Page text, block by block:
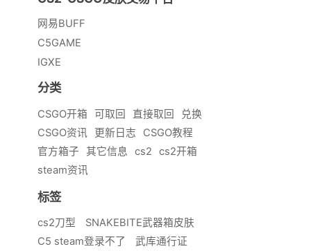
网易BUFF
C5GAME
IGXE
分类
CSGO开箱 可取回 直接取回
兑换
CSGO资讯
更新日志
CSGO教程
官方箱子
其它信息 cs2
cs2开箱
steam资讯
标签
cs2刀型
SNAKEBITE武器箱皮肤
C5 steam登录不了
武库通行证